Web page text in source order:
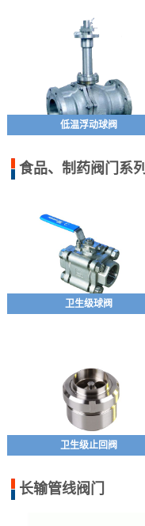
低温浮动球阀
食品、制药阀门系列
卫生级球阀
卫生级止回阀
长输管线阀门